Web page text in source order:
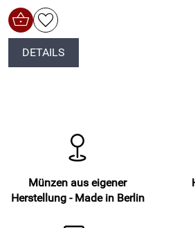
DETAILS
Münzen aus eigener
Herstellung - Made in Berlin